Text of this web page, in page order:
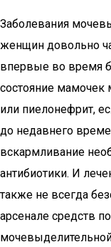
Заболевания
женщин довольно
впервые во время
состояние мамочек
или пиелонефрит,
до недавнего
вскармливание
антибиотики. И
также не всегда
арсенале средств